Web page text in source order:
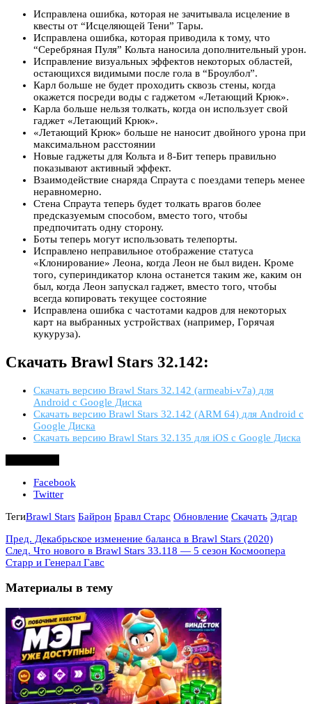
Исправлена ошибка, которая не зачитывала исцеление в
квесты от “Исцеляющей Тени” Тары.
Исправлена ошибка, которая приводила к тому, что
“Серебряная Пуля” Кольта наносила дополнительный урон.
Исправление визуальных эффектов некоторых областей,
остающихся видимыми после гола в “Броулбол”.
Карл больше не будет проходить сквозь стены, когда
окажется посреди воды с гаджетом «Летающий Крюк».
Карла больше нельзя толкать, когда он использует свой
гаджет «Летающий Крюк».
«Летающий Крюк» больше не наносит двойного урона при
максимальном расстоянии
Новые гаджеты для Кольта и 8-Бит теперь правильно
показывают активный эффект.
Взаимодействие снаряда Спраута с поездами теперь менее
неравномерно.
Стена Спраута теперь будет толкать врагов более
предсказуемым способом, вместо того, чтобы
предпочитать одну сторону.
Боты теперь могут использовать телепорты.
Исправлено неправильное отображение статуса
«Клонирование» Леона, когда Леон не был виден. Кроме
того, супериндикатор клона останется таким же, каким он
был, когда Леон запускал гаджет, вместо того, чтобы
всегда копировать текущее состояние
Исправлена ошибка с частотами кадров для некоторых
карт на выбранных устройствах (например, Горячая
кукуруза).
Скачать Brawl Stars 32.142:
Скачать версию Brawl Stars 32.142 (armeabi-v7a) для
Android с Google Диска
Скачать версию Brawl Stars 32.142 (ARM 64) для Android с
Google Диска
Скачать версию Brawl Stars 32.135 для iOS с Google Диска
Facebook
Twitter
ТегиBrawl Stars Байрон Бравл Старс Обновление Скачать Эдгар
Пред. Декабрьское изменение баланса в Brawl Stars (2020)
След. Что нового в Brawl Stars 33.118 — 5 сезон Космоопера
Старр и Генерал Гавс
Материалы в тему